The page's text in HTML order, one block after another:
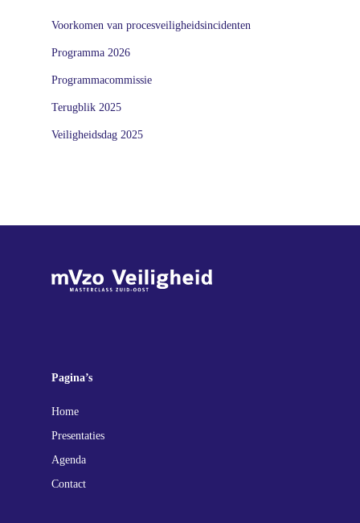
Voorkomen van procesveiligheidsincidenten
Programma 2026
Programmacommissie
Terugblik 2025
Veiligheidsdag 2025
Pagina’s
Home
Presentaties
Agenda
Contact